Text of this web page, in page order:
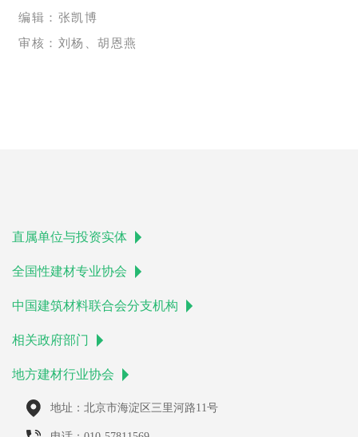
编辑：张凯博
审核：刘杨、胡恩燕
直属单位与投资实体
全国性建材专业协会
中国建筑材料联合会分支机构
相关政府部门
地方建材行业协会
地址：北京市海淀区三里河路11号